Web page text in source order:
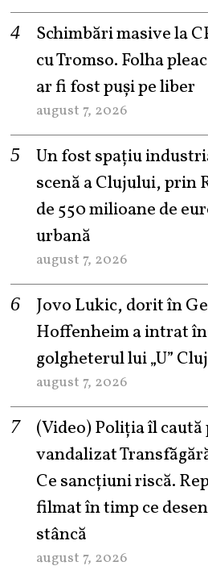
Schimbări masive la
cu Tromso. Folha
ar fi fost puși pe liber
august 7, 2026
Un fost spațiu
scenă a Clujului, prin
de 550 milioane de
urbană
august 7, 2026
Jovo Lukic, dorit în
Hoffenheim a intrat
golgheterul lui „U” Cluj
august 7, 2026
(Video) Poliția îl caută
vandalizat
Ce sancțiuni riscă.
filmat în timp ce
stâncă
august 7, 2026